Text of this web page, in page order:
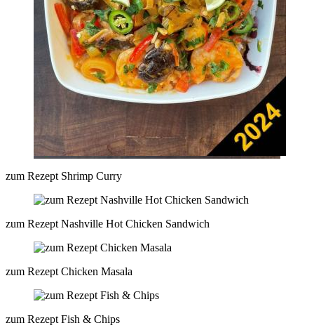
zum Rezept Shrimp Curry
zum Rezept Nashville Hot Chicken Sandwich
zum Rezept Chicken Masala
zum Rezept Fish & Chips